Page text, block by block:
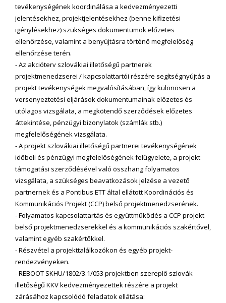
tevékenységének koordinálása a kedvezményezetti
jelentésekhez, projektjelentésekhez (benne kifizetési
igénylésekhez) szükséges dokumentumok előzetes
ellenőrzése, valamint a benyújtásra történő megfelelőség
ellenőrzése terén.
- Az akcióterv szlovákiai illetőségű partnerek
projektmenedzserei / kapcsolattartói részére segítségnyújtás a
projekt tevékenységek megvalósításában, így különösen a
versenyeztetési eljárások dokumentumainak előzetes és
utólagos vizsgálata, a megkötendő szerződések előzetes
áttekintése, pénzügyi bizonylatok (számlák stb.)
megfelelőségének vizsgálata.
- A projekt szlovákiai illetőségű partnerei tevékenységének
időbeli és pénzügyi megfelelőségének felügyelete, a projekt
támogatási szerződésével való összhang folyamatos
vizsgálata, a szükséges beavatkozások jelzése a vezető
partnernek és a Pontibus ETT által ellátott Koordinációs és
Kommunikációs Projekt (CCP) belső projektmenedzserének.
- Folyamatos kapcsolattartás és együttműködés a CCP projekt
belső projektmenedzserekkel és a kommunikációs szakértővel,
valamint egyéb szakértőkkel.
- Részvétel a projekttalálkozókon és egyéb projekt-
rendezvényeken.
- REBOOT SKHU/1802/3.1/053 projektben szereplő szlovák
illetőségű KKV kedvezményezettek részére a projekt
zárásához kapcsolódó feladatok ellátása: